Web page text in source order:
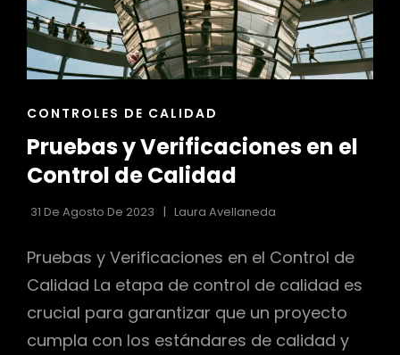
ENLACES
LAS
CATEGORÍAS
CONTROLES DE CALIDAD
Pruebas y Verificaciones en el
Control de Calidad
31 De Agosto De 2023 Laura Avellaneda
Pruebas y Verificaciones en el Control de
Calidad La etapa de control de calidad es
crucial para garantizar que un proyecto
cumpla con los estándares de calidad y